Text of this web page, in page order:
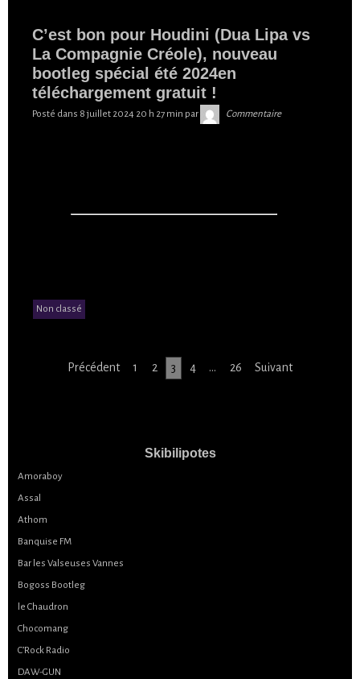
C’est bon pour Houdini (Dua Lipa vs
La Compagnie Créole), nouveau
bootleg spécial été 2024en
téléchargement gratuit !
Posté dans 8 juillet 2024 20 h 27 min par Skibilibop
Commentaire
Non classé
Navigation des articles
Précédent 1 2 3 4 … 26 Suivant
Skibilipotes
Amoraboy
Assal
Athom
Banquise FM
Bar les Valseuses Vannes
Bogoss Bootleg
le Chaudron
Chocomang
C’Rock Radio
DAW-GUN